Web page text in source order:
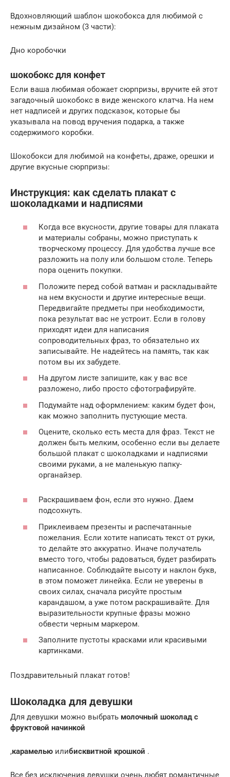
Вдохновляющий шаблон шокобокса для любимой с
нежным дизайном (3 части):
Дно коробочки
шокобокс для конфет
Если ваша любимая обожает сюрпризы, вручите ей этот
загадочный шокобокс в виде женского клатча. На нем
нет надписей и других подсказок, которые бы
указывала на повод вручения подарка, а также
содержимого коробки.
Шокобокси для любимой на конфеты, драже, орешки и
другие вкусные сюрпризы:
Инструкция: как сделать плакат с
шоколадками и надписями
Когда все вкусности, другие товары для плаката
и материалы собраны, можно приступать к
творческому процессу. Для удобства лучше все
разложить на полу или большом столе. Теперь
пора оценить покупки.
Положите перед собой ватман и раскладывайте
на нем вкусности и другие интересные вещи.
Передвигайте предметы при необходимости,
пока результат вас не устроит. Если в голову
приходят идеи для написания
сопроводительных фраз, то обязательно их
записывайте. Не надейтесь на память, так как
потом вы их забудете.
На другом листе запишите, как у вас все
разложено, либо просто сфотографируйте.
Подумайте над оформлением: каким будет фон,
как можно заполнить пустующие места.
Оцените, сколько есть места для фраз. Текст не
должен быть мелким, особенно если вы делаете
большой плакат с шоколадками и надписями
своими руками, а не маленькую папку-
органайзер.
Раскрашиваем фон, если это нужно. Даем
подсохнуть.
Приклеиваем презенты и распечатанные
пожелания. Если хотите написать текст от руки,
то делайте это аккуратно. Иначе получатель
вместо того, чтобы радоваться, будет разбирать
написанное. Соблюдайте высоту и наклон букв,
в этом поможет линейка. Если не уверены в
своих силах, сначала рисуйте простым
карандашом, а уже потом раскрашивайте. Для
выразительности крупные фразы можно
обвести черным маркером.
Заполните пустоты красками или красивыми
картинками.
Поздравительный плакат готов!
Шоколадка для девушки
Для девушки можно выбрать молочный шоколад с
фруктовой начинкой
,карамелью илибисквитной крошкой .